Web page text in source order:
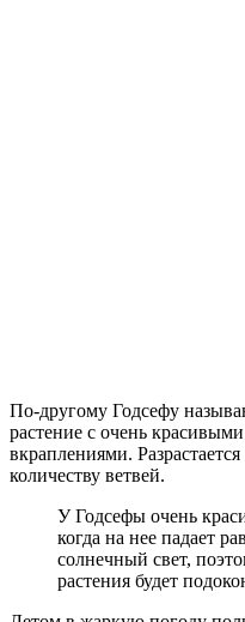
По-другому Годсефу
растение с очень
вкраплениями.
количеству ветвей.
У Годсефы очень
когда на нее падает
солнечный свет,
растения будет